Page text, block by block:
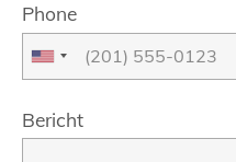
Phone
Bericht